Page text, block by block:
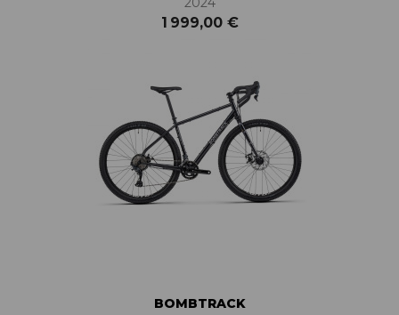
1 999,00 €
BOMBTRACK